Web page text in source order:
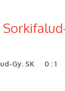
Gy. SK 0 : 1